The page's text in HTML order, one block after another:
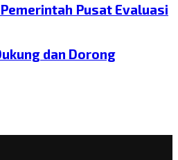
Pusat Evaluasi
dan Dorong